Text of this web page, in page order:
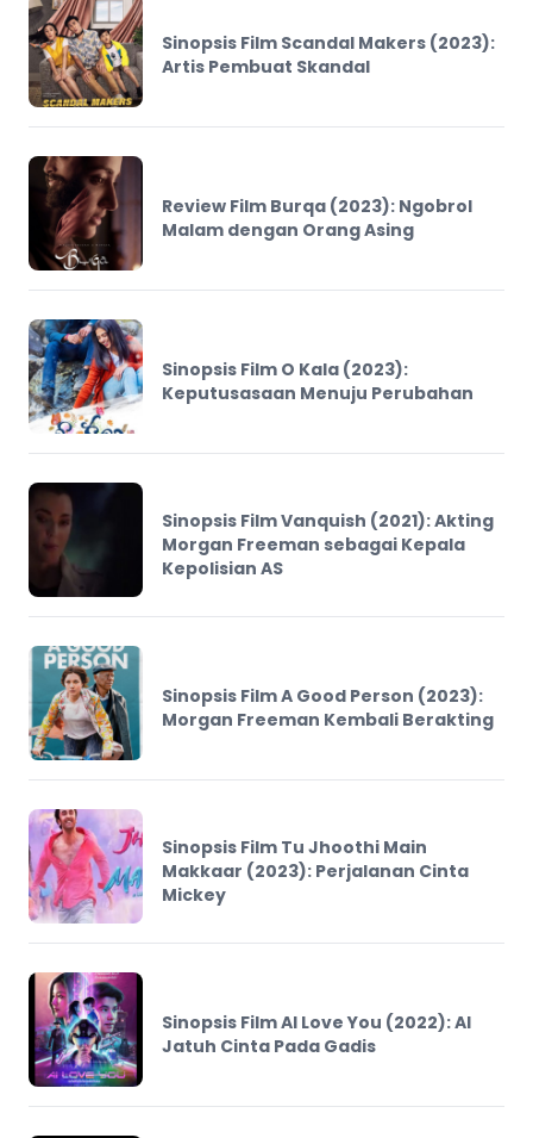
Sinopsis Film Scandal Makers (2023):
Artis Pembuat Skandal
Review Film Burqa (2023): Ngobrol
Malam dengan Orang Asing
Sinopsis Film O Kala (2023):
Keputusasaan Menuju Perubahan
Sinopsis Film Vanquish (2021): Akting
Morgan Freeman sebagai Kepala
Kepolisian AS
Sinopsis Film A Good Person (2023):
Morgan Freeman Kembali Berakting
Sinopsis Film Tu Jhoothi Main
Makkaar (2023): Perjalanan Cinta
Mickey
Sinopsis Film AI Love You (2022): AI
Jatuh Cinta Pada Gadis